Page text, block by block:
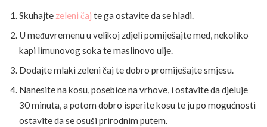
Skuhajte zeleni čaj te ga ostavite da se hladi.
U međuvremenu u velikoj zdjeli pomiješajte med, nekoliko
kapi limunovog soka te maslinovo ulje.
Dodajte mlaki zeleni čaj te dobro promiješajte smjesu.
Nanesite na kosu, posebice na vrhove, i ostavite da djeluje
30 minuta, a potom dobro isperite kosu te ju po mogućnosti
ostavite da se osuši prirodnim putem.